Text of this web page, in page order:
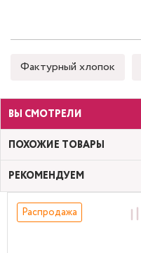
Фактурный хлопок
ВЫ СМОТРЕЛИ
ПОХОЖИЕ ТОВАРЫ
РЕКОМЕНДУЕМ
Распродажа